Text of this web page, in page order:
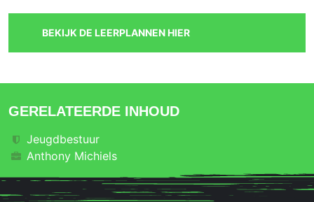
BEKIJK DE LEERPLANNEN HIER
GERELATEERDE INHOUD
Jeugdbestuur
Anthony Michiels